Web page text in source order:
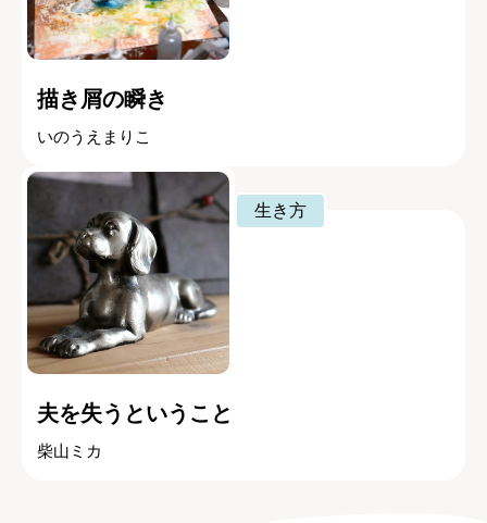
描き屑の瞬き
いのうえまりこ
生き方
夫を失うということ
柴山ミカ